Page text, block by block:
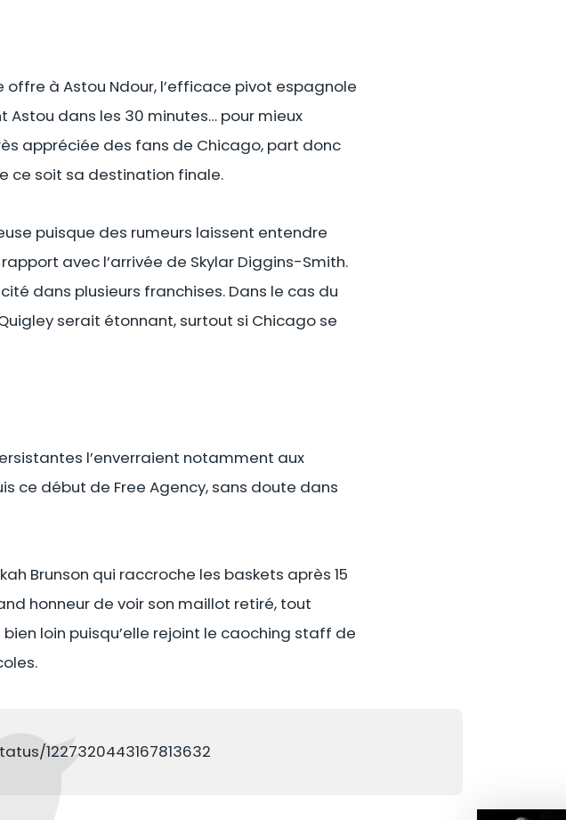
offre à Astou Ndour, l’efficace pivot espagnole
Astou dans les 30 minutes… pour mieux
appréciée des fans de Chicago, part donc
ce soit sa destination finale.
puisque des rumeurs laissent entendre
avec l’arrivée de Skylar Diggins-Smith.
dans plusieurs franchises. Dans le cas du
serait étonnant, surtout si Chicago se
l’enverraient notamment aux
ce début de Free Agency, sans doute dans
Brunson qui raccroche les baskets après 15
honneur de voir son maillot retiré, tout
loin puisqu’elle rejoint le caoching staff de
1227320443167813632